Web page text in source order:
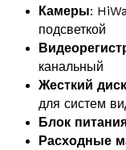
Камеры:
подсветкой
канальный
Жесткий диск
для систем
Блок
Расходные